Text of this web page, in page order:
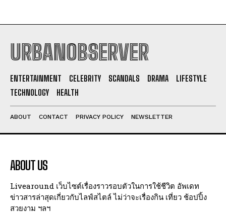
I WANT IN
I've read and accept the
URBANOBSERVER
ENTERTAINMENT CELEBRITY SCANDALS DRAMA
LIFESTYLE
TECHNOLOGY
HEALTH
ABOUT CONTACT PRIVACY POLICY NEWSLETTER
ABOUT US
Livearound เว็บไซต์เรื่องราวรอบตัวในการใช้ชีวิต อัพเดท
ข่าวสารล่าสุดเกี่ยวกับไลฟ์สไตล์ ไม่ว่าจะเรื่องกิน เที่ยว ช้อปปิ้ง
สวยงาม ฯลฯ